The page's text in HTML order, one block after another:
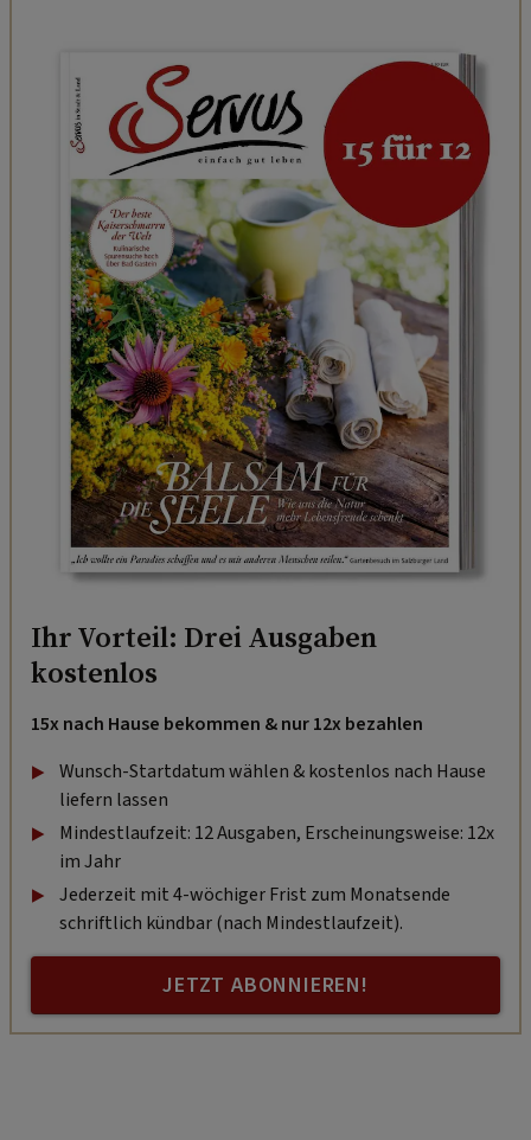
Ihr Vorteil: Drei Ausgaben
kostenlos
15x nach Hause bekommen & nur 12x bezahlen
Wunsch-Startdatum wählen & kostenlos nach Hause
liefern lassen
Mindestlaufzeit: 12 Ausgaben, Erscheinungsweise: 12x
im Jahr
Jederzeit mit 4-wöchiger Frist zum Monatsende
schriftlich kündbar (nach Mindestlaufzeit).
JETZT ABONNIEREN!